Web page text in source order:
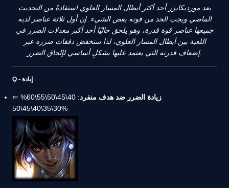
يعد مورديكايزر أحد أكثر أبطال المسار العلوي استفادةً من التحديث
الماضي ويجب الحد من قوته بعض الشيء. إن أول ثلاثة عناصر لديه
جميعها عناصر قوة قدرة، وهو يلحق حاليًا أحد أكبر معدلات الضرر في
اللعبة بين أبطال المسار العلوي، لذا سنخفض دفقات ضرره عبر
إضعاف قدرته التي يعتمد عليها بشكلٍ أساسي لإلحاق الضرر.
Q - إبادة
زيادة الضرر ضد هدف منفرد
: 40\45\50\55\60% ⇐
30\35\40\45\50%